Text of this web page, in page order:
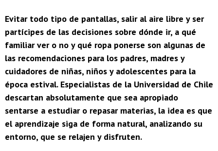
Evitar todo tipo de pantallas, salir al aire libre y ser
partícipes de las decisiones sobre dónde ir, a qué
familiar ver o no y qué ropa ponerse son algunas de
las recomendaciones para los padres, madres y
cuidadores de niñas, niños y adolescentes para la
época estival. Especialistas de la Universidad de Chile
descartan absolutamente que sea apropiado
sentarse a estudiar o repasar materias, la idea es que
el aprendizaje siga de forma natural, analizando su
entorno, que se relajen y disfruten.